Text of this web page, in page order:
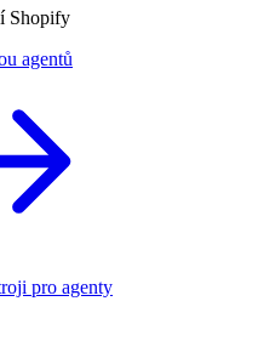
Shopify
agentů
pro agenty